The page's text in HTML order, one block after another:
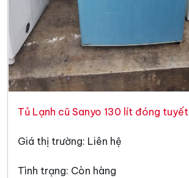
Tủ Lạnh cũ Sanyo 130 lít đóng tuyết
Giá thị trường: Liên hệ
Tình trạng: Còn hàng